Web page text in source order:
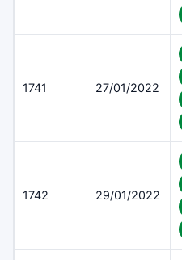
1741 27/01/2022
1742 29/01/2022